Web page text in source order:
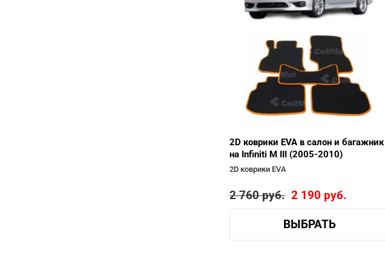
2D коврики EVA в салон и багажник
на Infiniti M III (2005-2010)
2D коврики EVA
2 760руб. 2 190 руб.
ВЫБРАТЬ